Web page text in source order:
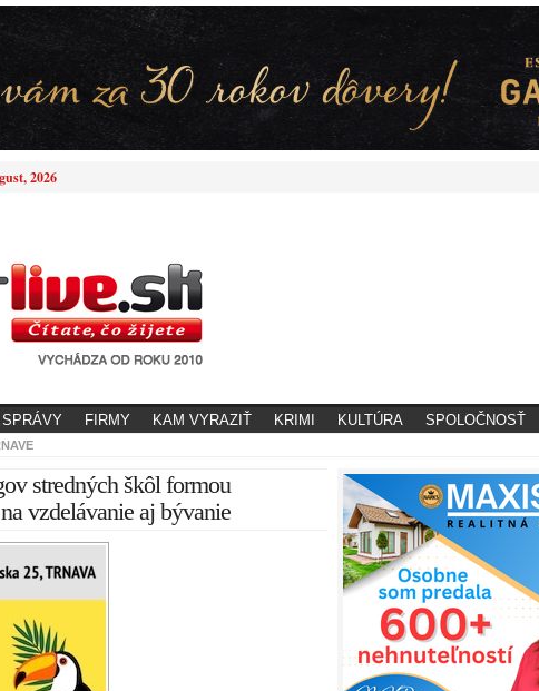
2026
FIRMY KAM VYRAZIŤ KRIMI KULTÚRA SPOLOČNOSŤ
stredných škôl formou
vzdelávanie aj bývanie